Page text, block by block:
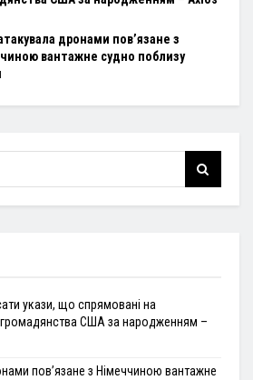
дронами пов’язане з
вантажне судно поблизу
укази, що спрямовані на
США за народженням –
пов’язане з Німеччиною вантажне